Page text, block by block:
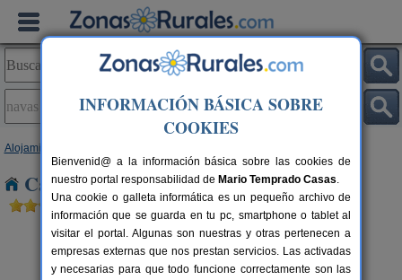
Alojamientos
Casas Rurales en Navas de San Antonio
INFORMACIÓN BÁSICA SOBRE
COOKIES
Bienvenid@ a la información básica sobre las cookies de
nuestro portal responsabilidad de Mario Temprado Casas.
Una cookie o galleta informática es un pequeño archivo de
información que se guarda en tu pc, smartphone o tablet al
visitar el portal. Algunas son nuestras y otras pertenecen a
empresas externas que nos prestan servicios. Las activadas
y necesarias para que todo funcione correctamente son las